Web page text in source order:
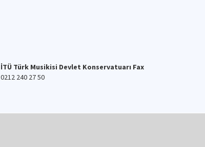
İTÜ Türk Musikisi Devlet Konservatuarı Fax
0212 240 27 50